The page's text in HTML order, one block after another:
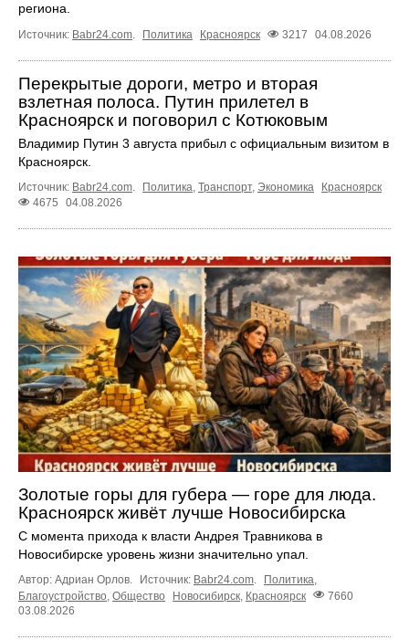
региона.
Источник: Babr24.com Политика Красноярск 3217 04.08.2026
Перекрытые дороги, метро и вторая
взлетная полоса. Путин прилетел в
Красноярск и поговорил с Котюковым
Владимир Путин 3 августа прибыл с официальным визитом в
Красноярск.
Источник: Babr24.com Политика Транспорт, Экономика
Красноярск
4675
04.08.2026
Золотые горы для губера — горе для люда.
Красноярск живёт лучше Новосибирска
С момента прихода к власти Андрея Травникова в
Новосибирске уровень жизни значительно упал.
Автор: Адриан Орлов. Источник: Babr24.com. Политика,
Благоустройство Общество Новосибирск Красноярск
7660
03.08.2026